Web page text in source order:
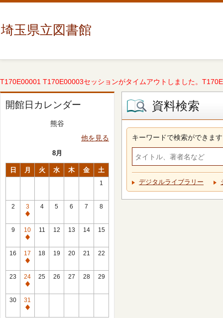
埼玉県立図書館
T170E00001 T170E00003セッションがタイムアウトしました。
開館日カレンダー
熊谷
他を見る
8月
日 月 火 水 木 金 土
1
2
3
休
館
日
4 5 6 7 8
9
10
休
館
日
11 12 13 14 15
16
17
休
館
日
18 19 20 21 22
23
24
休
館
日
25 26 27 28 29
30
31
休
資料検索
キーワードで検索ができます
デジタルライブラリー